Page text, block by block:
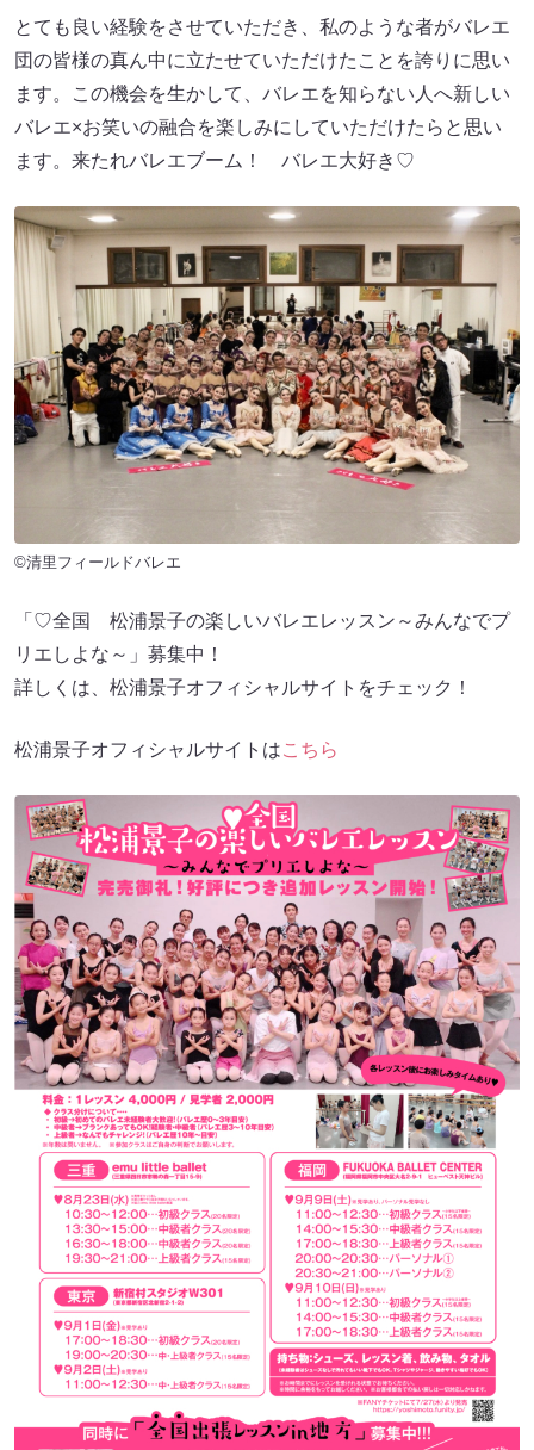
とても良い経験をさせていただき、私のような者がバレエ
団の皆様の真ん中に立たせていただけたことを誇りに思い
ます。この機会を生かして、バレエを知らない人へ新しい
バレエ×お笑いの融合を楽しみにしていただけたらと思い
ます。来たれバレエブーム！ バレエ大好き♡
©清里フィールドバレエ
「♡全国 松浦景子の楽しいバレエレッスン～みんなでプ
リエしよな～」募集中！
詳しくは、松浦景子オフィシャルサイトをチェック！
松浦景子オフィシャルサイトはこちら